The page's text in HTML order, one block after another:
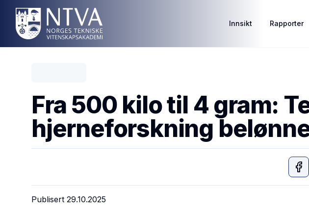
Innsikt Rapporter
Fra 500 kilo til 4 gram:
hjerneforskning
Publisert 29.10.2025